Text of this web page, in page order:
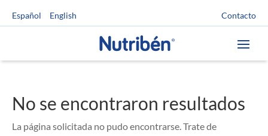
Español English Contacto
No se encontraron resultados
La página solicitada no pudo encontrarse. Trate de